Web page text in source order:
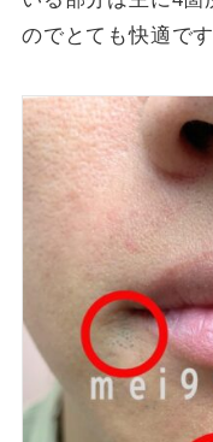
のでとても快適です